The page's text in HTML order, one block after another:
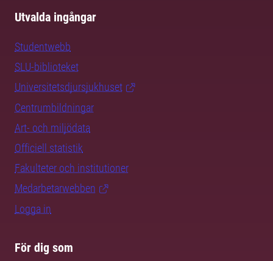
Utvalda ingångar
Studentwebb
SLU-biblioteket
Universitetsdjursjukhuset
Centrumbildningar
Art- och miljödata
Officiell statistik
Fakulteter och institutioner
Medarbetarwebben
Logga in
För dig som